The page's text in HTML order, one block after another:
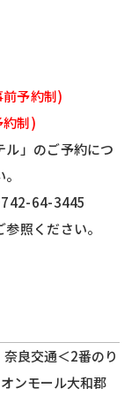
前予約制)
約制)
」のご予約につ
64-3445
参照ください。
良交通＜2番のり
ンモール大和郡